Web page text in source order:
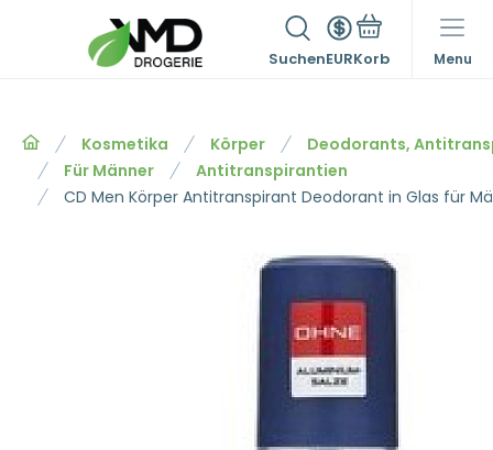
SuchenEUR Menu
Kosmetika Körper
Deodorants,
Für Männer
Antitranspirantien
CD Men Körper Antitranspirant Deodorant in Glas für